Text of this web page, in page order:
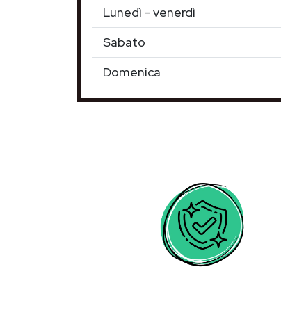
Lunedì - venerdì
Sabato
Domenica